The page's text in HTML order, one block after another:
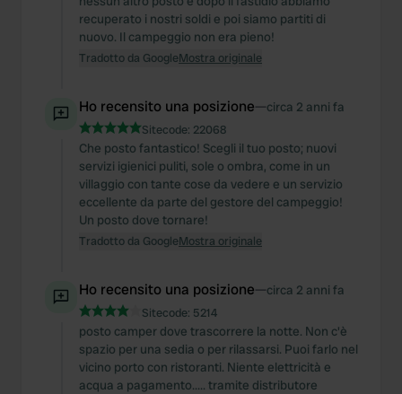
recuperato i nostri soldi e poi siamo partiti di
nuovo. Il campeggio non era pieno!
Tradotto da GoogleMostra originale
Ho recensito una posizione—circa 2 anni fa
Sitecode: 22068
Che posto fantastico! Scegli il tuo posto; nuovi
servizi igienici puliti, sole o ombra, come in un
villaggio con tante cose da vedere e un servizio
eccellente da parte del gestore del campeggio!
Un posto dove tornare!
Tradotto da GoogleMostra originale
Ho recensito una posizione—circa 2 anni fa
Sitecode: 5214
posto camper dove trascorrere la notte. Non c'è
spazio per una sedia o per rilassarsi. Puoi farlo nel
vicino porto con ristoranti. Niente elettricità e
acqua a pagamento..... tramite distributore